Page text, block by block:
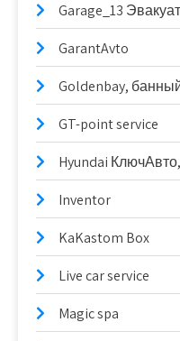
Garage_13
GarantAvto
Goldenbay,
GT-point service
Hyundai
Inventor
KaKastom Box
Live car service
Magic spa